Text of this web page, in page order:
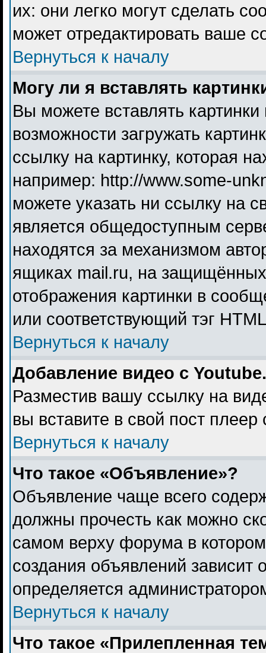
их: они легко могут сделать
может отредактировать ваше
Вернуться к началу
Могу ли я вставлять
Вы можете вставлять
возможности загружать
ссылку на картинку, которая
например: http://www.some-
можете указать ни ссылку на
является общедоступным
находятся за механизмом
ящиках mail.ru, на
отображения картинки в
или соответствующий тэг
Вернуться к началу
Добавление видео с
Разместив вашу ссылку на
вы вставите в свой пост плеер
Вернуться к началу
Что такое «Объявление»?
Объявление чаще всего
должны прочесть как можно
самом верху форума в
создания объявлений зависит
определяется
Вернуться к началу
Что такое «Прилепленная